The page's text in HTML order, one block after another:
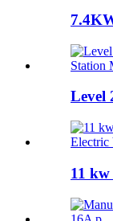
Level
11